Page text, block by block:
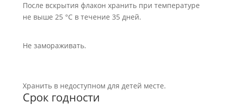
После вскрытия флакон хранить при температуре
не выше 25 °С в течение 35 дней.
Не замораживать.
Хранить в недоступном для детей месте.
Срок годности